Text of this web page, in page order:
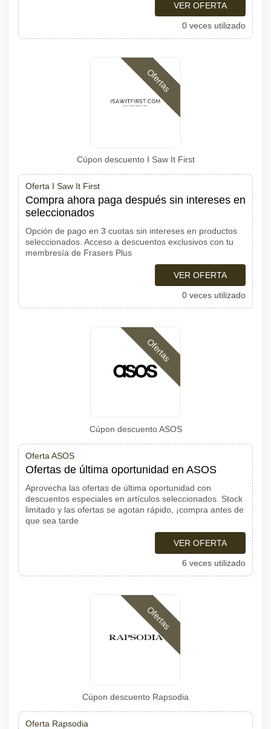
VER OFERTA
0 veces utilizado
Ofertas
Cúpon descuento I Saw It First
Oferta I Saw It First
Compra ahora paga después sin intereses en
seleccionados
Opción de pago en 3 cuotas sin intereses en productos
seleccionados. Acceso a descuentos exclusivos con tu
membresía de Frasers Plus
VER OFERTA
0 veces utilizado
Ofertas
Cúpon descuento ASOS
Oferta ASOS
Ofertas de última oportunidad en ASOS
Aprovecha las ofertas de última oportunidad con
descuentos especiales en artículos seleccionados. Stock
limitado y las ofertas se agotan rápido, ¡compra antes de
que sea tarde
VER OFERTA
6 veces utilizado
Ofertas
Cúpon descuento Rapsodia
Oferta Rapsodia